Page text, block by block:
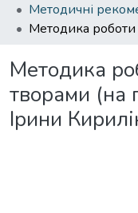
Методичні
Методика
творами (на
Ірини